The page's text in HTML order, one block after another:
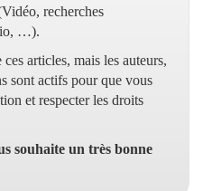
recherches
…).
articles, mais les auteurs,
sont actifs pour que vous
et respecter les droits
souhaite un très bonne